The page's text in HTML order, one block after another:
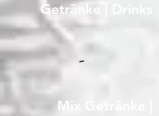
Getränke | Drinks
Mix Getränke |